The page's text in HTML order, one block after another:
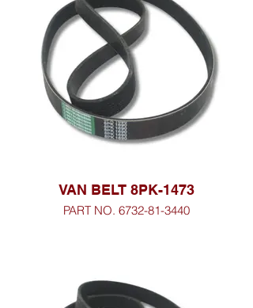
VAN BELT 8PK-1473
PART NO. 6732-81-3440